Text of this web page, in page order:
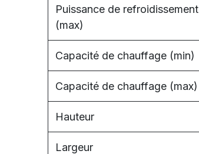
Puissance de refroidissement
(max)
Capacité de chauffage (min)
Capacité de chauffage (max)
Hauteur
Largeur